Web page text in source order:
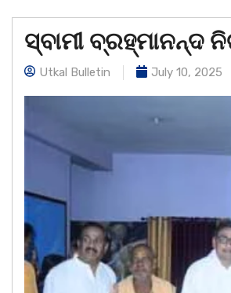
ସ୍ବାମୀ
Utkal Bulletin July 10, 2025